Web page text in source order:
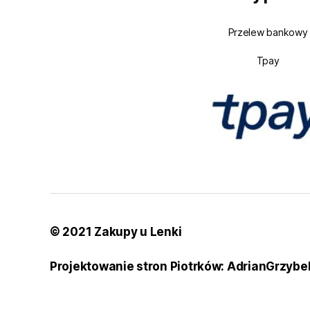
Przelew bankowy
Tpay
© 2021 Zakupy u Lenki
Projektowanie stron Piotrków: